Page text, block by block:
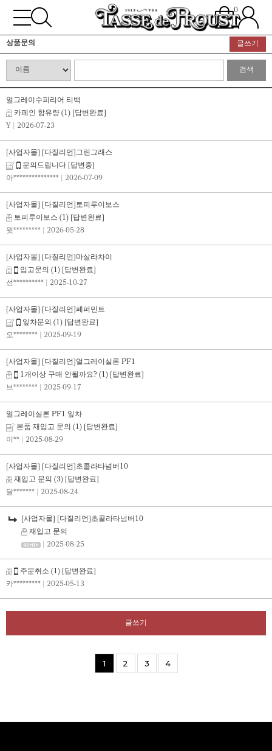
0
상품문의 글쓰기
검색
얼그레이수피리어 티백
카페인 함유량(1) [답변완료]
Y | 2026-07-23
[사업자몰] [다질리언]그린그래스
문의드립니다 [답변중]
아*************** | 2026-07-09
[사업자몰] [다질리언]토피루이보스
토피루이보스 (1) [답변완료]
윗********* | 2026-05-28
[사업자몰] [다질리언]마살라차이
입고문의 (1) [답변완료]
선********** | 2025-10-27
[사업자몰] [다질리언]페퍼민트
잎차문의 (1) [답변완료]
오******** | 2025-09-19
[사업자몰] [다질리언]얼그레이실론 PF1
1개이상 구매 안될까요?(1) [답변완료]
브******** | 2025-09-17
얼그레이실론 PF1 잎차
본품 재입고 문의 (1) [답변완료]
이** | 2025-08-29
[사업자몰] [다질리언]초콜라타넘버10
재입고 문의 (3) [답변완료]
달******* | 2025-08-24
[사업자몰] [다질리언]초콜라타넘버10
재입고 문의
| 2025-08-25
주문취소 (1) [답변완료]
카********* | 2025-05-13
글쓰기
1 2 3 4